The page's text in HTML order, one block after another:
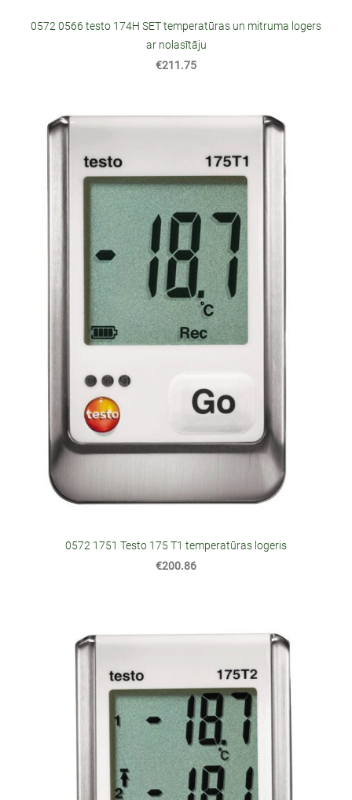
0572 0566 testo 174H SET temperatūras un mitruma logers
ar nolasītāju
€211.75
0572 1751 Testo 175 T1 temperatūras logeris
€200.86